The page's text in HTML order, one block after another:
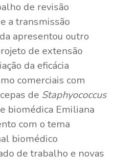
de revisão
a transmissão
apresentou outro
de extensão
da eficácia
comerciais com
de Staphyococcus
biomédica Emiliana
com o tema
biomédico
de trabalho e novas